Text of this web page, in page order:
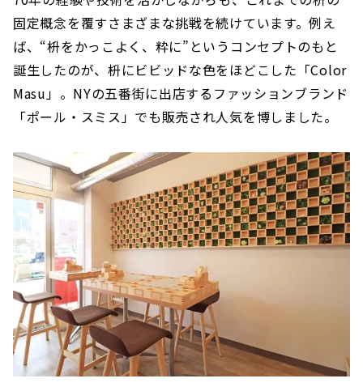
固定概念を覆すさまざまな挑戦を続けています。例え
ば、“枡をかっこよく、粋に”というコンセプトのもと
誕生したのが、枡にビビッドな色をほどこした「Color
Masu」。NYの五番街に出店するファッションブランド
「ポール・スミス」でも販売され人気を博しました。